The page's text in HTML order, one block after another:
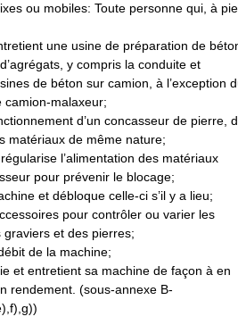
ou mobiles: Toute personne qui, à
une usine de préparation de
y compris la conduite et
de béton sur camion, à l’exception
camion-malaxeur;
d’un concasseur de pierre,
matériaux de même nature;
l’alimentation des matériaux
pour prévenir le blocage;
et débloque celle-ci s’il y a lieu;
pour contrôler ou varier les
graviers et des pierres;
de la machine;
et entretient sa machine de façon à en
rendement. (sous-annexe B-